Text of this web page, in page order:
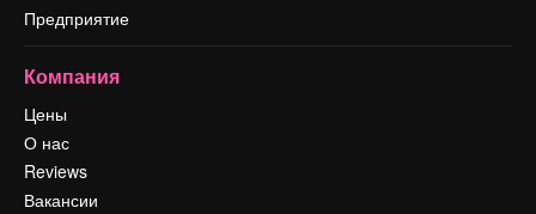
Предприятие
Компания
Цены
О нас
Reviews
Вакансии